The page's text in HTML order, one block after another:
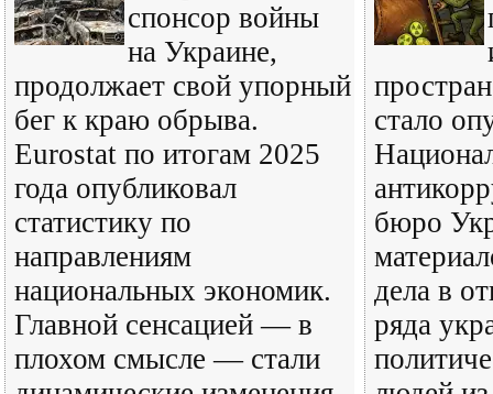
спонсор войны
на Украине,
продолжает свой упорный
бег к краю обрыва.
Eurostat по итогам 2025
года опубликовал
статистику по
направлениям
национальных экономик.
Главной сенсацией — в
плохом смысле — стали
стало
бюро
дела в
ряда